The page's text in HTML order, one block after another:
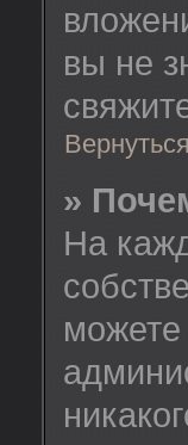
вы не
»
На
можете